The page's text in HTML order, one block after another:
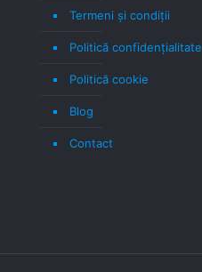
Termeni şi condiţii
Politică confidenţialitate
Politică cookie
Blog
Contact